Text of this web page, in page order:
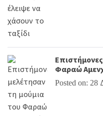
Φαραώ
Posted on: 28